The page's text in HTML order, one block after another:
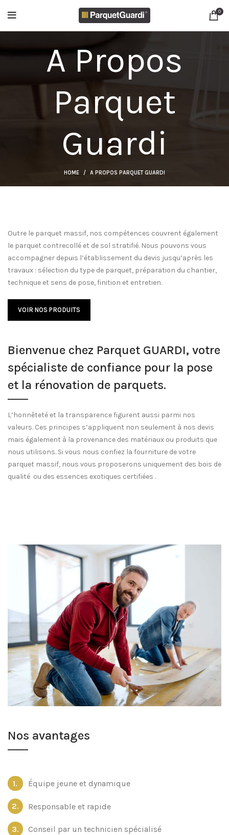
0
A Propos
Parquet
Guardi
HOME A PROPOS PARQUET GUARDI
Bienvenue chez Parquet GUARDI, votre
spécialiste de confiance pour la pose
et la rénovation de parquets.
L’honnêteté et la transparence figurent aussi parmi nos
valeurs. Ces principes s’appliquent non seulement à nos devis
mais également à la provenance des matériaux ou produits que
nous utilisons. Si vous nous confiez la fourniture de votre
parquet massif, nous vous proposerons uniquement des bois de
qualité ou des essences exotiques certifiées .
Outre le parquet massif, nos compétences couvrent également
le parquet contrecollé et de sol stratifié. Nous pouvons vous
accompagner depuis l’établissement du devis jusqu’après les
travaux : sélection du type de parquet, préparation du chantier,
technique et sens de pose, finition et entretien.
VOIR NOS PRODUITS
Nos avantages
Équipe jeune et dynamique
Responsable et rapide
Conseil par un technicien spécialisé